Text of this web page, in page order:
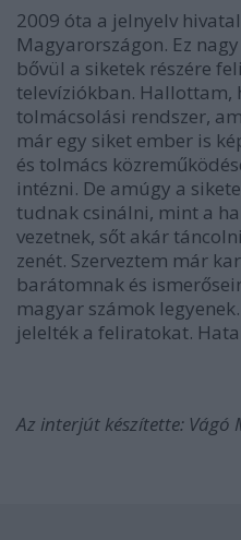
2009 óta a jelnyelv
Magyarországon. Ez
bővül a siketek részére
televíziókban. Hallottam,
tolmácsolási rendszer,
már egy siket ember is
és tolmács
intézni. De amúgy a
tudnak csinálni, mint a
vezetnek, sőt akár
zenét. Szerveztem már
barátomnak és
magyar számok
jelelték a feliratokat.
Az interjút készítette: Vágó